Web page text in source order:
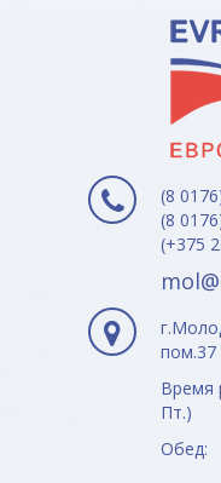
(8
(8
(+375
пом.37
Время
Пт.)